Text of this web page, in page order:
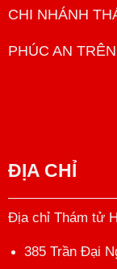
CHI NHÁNH
PHÚC AN
ĐỊA CHỈ
Địa chỉ Thám tử
385 Trần Đại